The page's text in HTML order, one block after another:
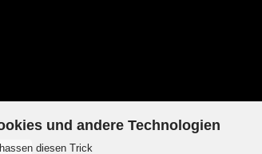
und andere Technologien
diesen Trick